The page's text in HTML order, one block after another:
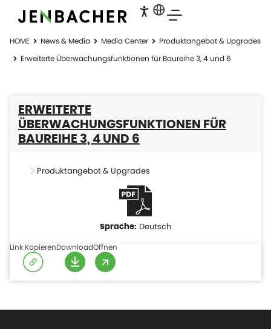
HOME News & Media Media Center
Produktangebot & Upgrades
Erweiterte Überwachungsfunktionen für Baureihe 3, 4 und 6
ERWEITERTE
ÜBERWACHUNGSFUNKTIONEN FÜR
BAUREIHE 3, 4 UND 6
Produktangebot & Upgrades
Deutsch
Link KopierenDownloadOffnen